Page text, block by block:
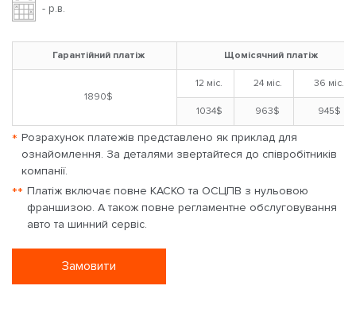
- р.в.
Гарантійний платіж Щомісячний платіж
1890$
12 міс. 24 міс. 36 міс.
1034$ 963$ 945$
* Розрахунок платежів представлено як приклад для
ознайомлення. За деталями звертайтеся до співробітників
компанії.
** Платіж включає повне КАСКО та ОСЦПВ з нульовою
франшизою. А також повне регламентне обслуговування
авто та шинний сервіс.
Замовити